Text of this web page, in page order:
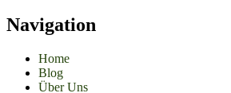
Navigation
Home
Blog
Über Uns